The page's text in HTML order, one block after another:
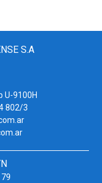
S.A
U-9100H
802/3